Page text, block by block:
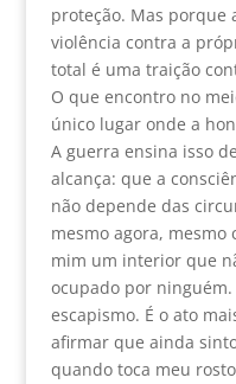
proteção. Mas porque
violência contra a
total é uma traição
O que encontro no
único lugar onde a
A guerra ensina isso
alcança: que a
não depende das
mesmo agora, mesmo
mim um interior que
ocupado por ninguém.
escapismo. É o ato
afirmar que ainda
quando toca meu